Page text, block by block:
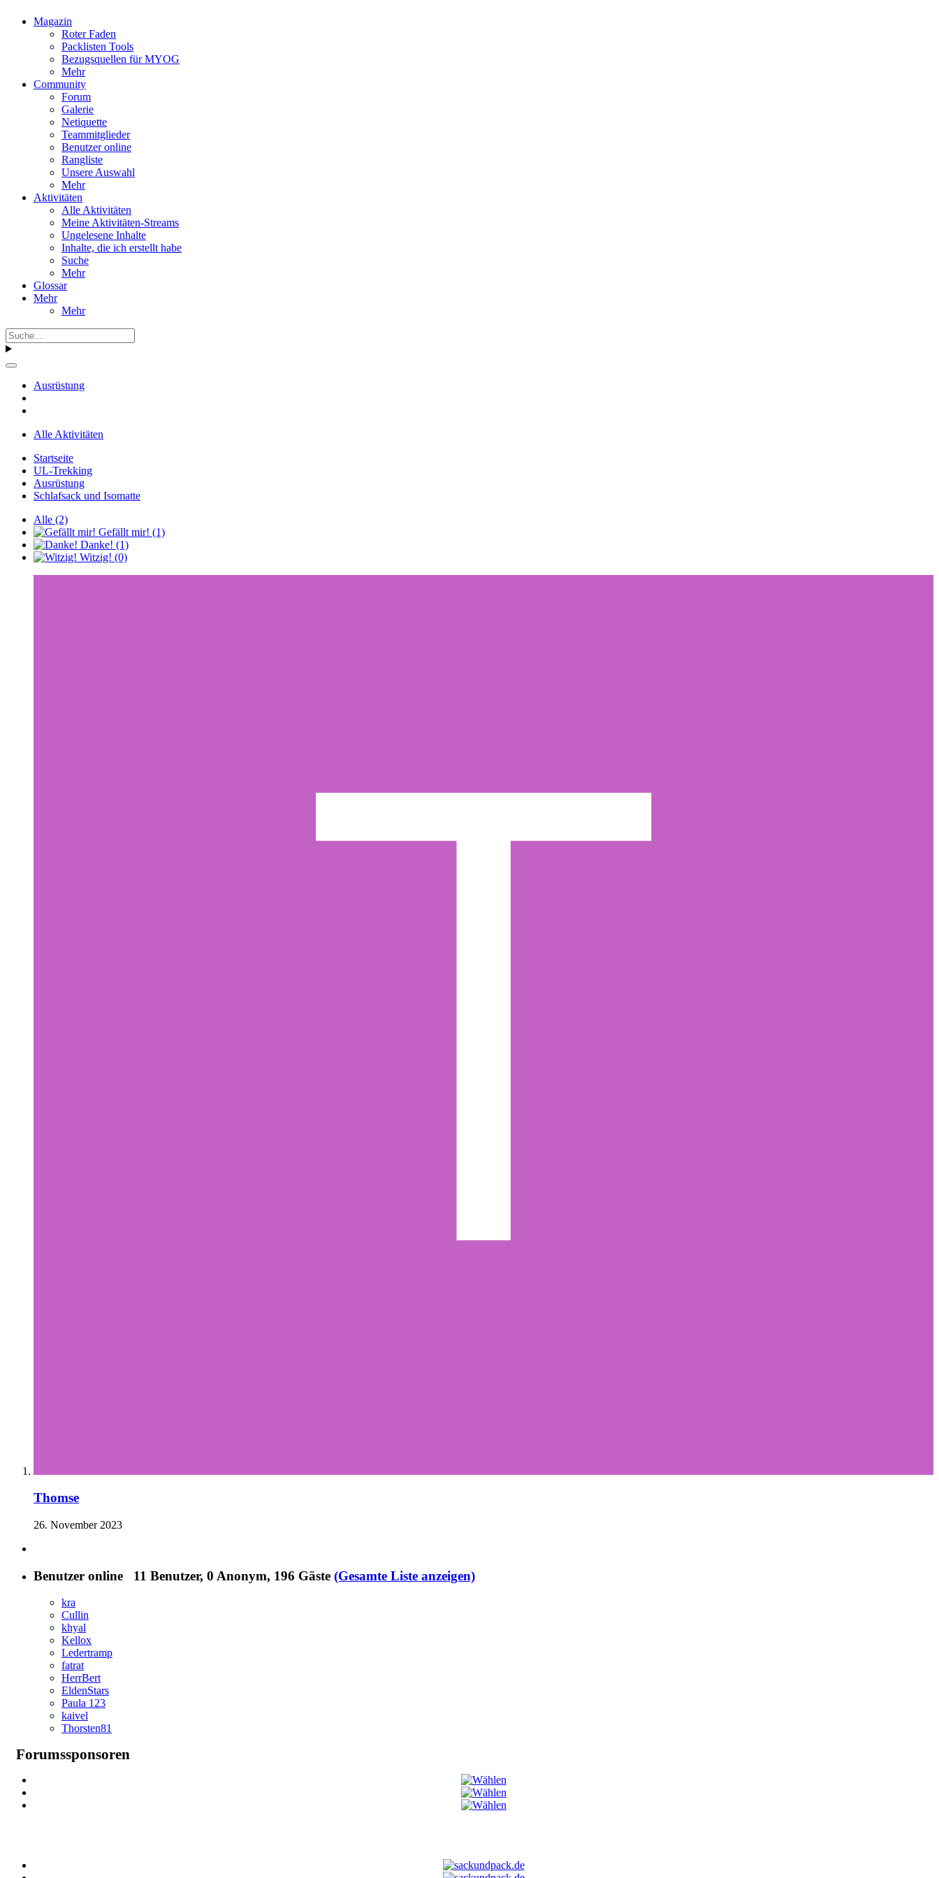
Magazin
Roter Faden
Packlisten Tools
Bezugsquellen für MYOG
Mehr
Community
Forum
Galerie
Netiquette
Teammitglieder
Benutzer online
Rangliste
Unsere Auswahl
Mehr
Aktivitäten
Alle Aktivitäten
Meine Aktivitäten-Streams
Ungelesene Inhalte
Inhalte, die ich erstellt habe
Suche
Mehr
Glossar
Mehr
Mehr
Ausrüstung
Alle Aktivitäten
Startseite
UL-Trekking
Ausrüstung
Schlafsack und Isomatte
Alle (2)
Gefällt mir! (1)
Danke! (1)
Witzig! (0)
Thomse
26. November 2023
Benutzer online 11 Benutzer, 0 Anonym, 196 Gäste (Gesamte Liste anzeigen)
kra
Cullin
khyal
Kellox
Ledertramp
fatrat
HerrBert
EldenStars
Paula 123
kaivel
Thorsten81
Forumssponsoren